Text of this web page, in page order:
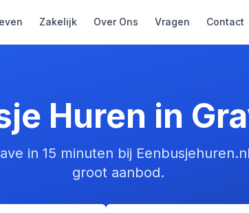
Zakelijk Over Ons Vragen Contact
Huren in
in 15 minuten bij
groot aanbod.